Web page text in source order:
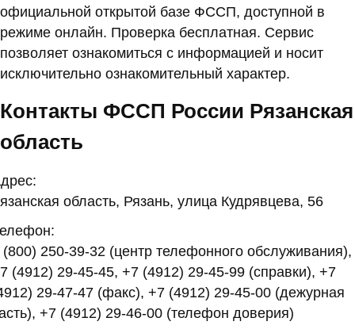
официальной открытой базе ФССП, доступной в
режиме онлайн. Проверка бесплатная. Сервис
позволяет ознакомиться с информацией и носит
исключительно ознакомительный характер.
Контакты ФССП России Рязанская
область
область, Рязань, улица Кудрявцева, 56
(800) 250-39-32 (центр телефонного обслуживания),
(4912) 29-45-45, +7 (4912) 29-45-99 (справки), +7
29-47-47 (факс), +7 (4912) 29-45-00 (дежурная
+7 (4912) 29-46-00 (телефон доверия)